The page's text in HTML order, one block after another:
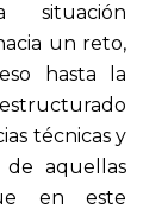
situación
un reto,
hasta la
técnicas y
de aquellas
en este